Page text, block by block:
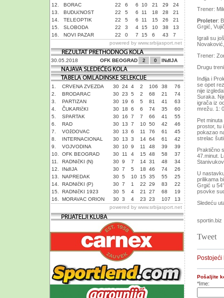
12.
BORAC 22 6 6 10 21 29
24
13.
BUDUćNOST 22 5 6 11 18 28
21
14.
TELEOPTIK 22 5 6 11 15 26
21
15.
SLOBODA 22 3 4 15 10 38
13
16.
NOVI PAZAR 22 0 7 15 6 43
7
powered by www.srbijasport.net
30.05.2018 OFK BEOGRAD 2 0 INđIJA
1. CRVENA ZVEZDA 30 24 4 2 106 38
76
2.
BRODARAC 30 23 5 2 68 21
74
3.
PARTIZAN 30 19 6 5 81 41
63
4.
ČUKARIčKI 30 18 6 6 74 35
60
5.
SPARTAK 30 16 7 7 66 41
55
6.
RAD 30 13 7 10 50 42
46
7.
VOžDOVAC 30 13 6 11 76 61
45
8.
INTERNACIONAL 30 13 3 14 64 61
42
9.
VOJVODINA 30 10 9 11 48 39
39
10.
OFK BEOGRAD 30 11 4 15 48 58
37
11.
RADNIčKI (N) 30 9 7 14 31 48
34
12.
INđIJA 30 7 5 18 46 74
26
13.
NAPREDAK 30 5 10 15 35 55
25
14.
RADNIčKI (P) 30 7 1 22 29 83
22
15.
RADNIčKI 1923 30 5 4 21 27 68
19
16.
MORAVAC ORION 30 3 4 23 23 107
13
powered by www.srbijasport.net
Trener:
Proleter:
Grgić,
Igrali su
Trener:
Drugu
Inđija i
se opet
nije
Suraka.
igrača iz
mrežu. 1:
Pet
prostor, tu
pokazao
strelac
Praktično
47.minut.
U
prilikama
Grgić u
psovke
Sledeću
sportin.biz
Tweet
Postojeći
Pošaljite
*Ime: